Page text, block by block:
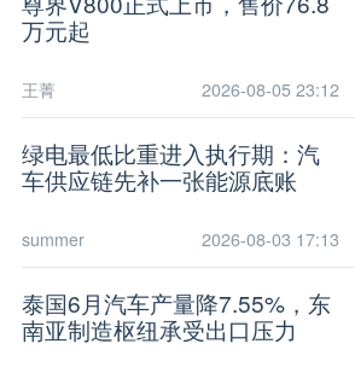
万元起
王菁 2026-08-05 23:12
绿电最低比重进入执行期：汽
车供应链先补一张能源底账
summer 2026-08-03 17:13
泰国6月汽车产量降7.55%，东
南亚制造枢纽承受出口压力